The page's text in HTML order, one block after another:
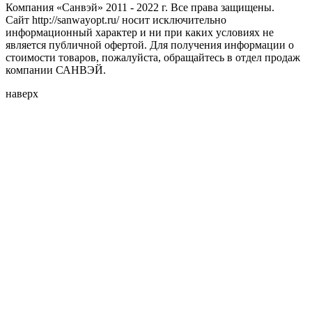
Компания «Санвэй» 2011 - 2022 г. Все права защищены.
Сайт http://sanwayopt.ru/ носит исключительно
информационный характер и ни при каких условиях не
является публичной офертой. Для получения информации о
стоимости товаров, пожалуйста, обращайтесь в отдел продаж
компании САНВЭЙ.
наверх